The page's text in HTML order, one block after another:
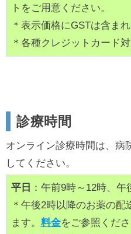
トをご用意ください。
＊表示価格にGSTは含ま
＊各種クレジットカード
診療時間
オンライン診療時間は、病
してください。
平日 ：午前9時～12時、午
＊午後2時以降のお薬の配
ます。 料金をご参照くださ